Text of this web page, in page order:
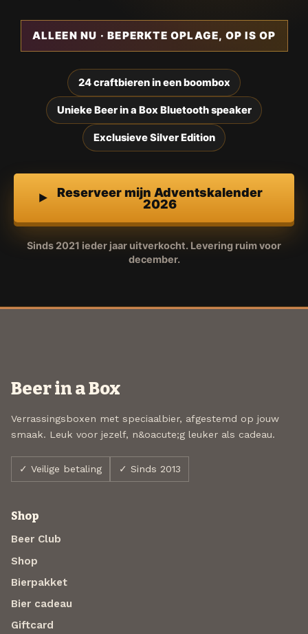
ALLEEN NU · BEPERKTE OPLAGE, OP IS OP
24 craftbieren in een boombox
Unieke Beer in a Box Bluetooth speaker
Exclusieve Silver Edition
Reserveer mijn Adventskalender
2026
Sinds 2021 ieder jaar uitverkocht. Levering ruim voor
december.
Beer in a Box
Verrassingsboxen met speciaalbier, afgestemd op jouw
smaak. Leuk voor jezelf, n&oacute;g leuker als cadeau.
✓ Veilige betaling ✓ Sinds 2013
Shop
Beer Club
Shop
Bierpakket
Bier cadeau
Giftcard